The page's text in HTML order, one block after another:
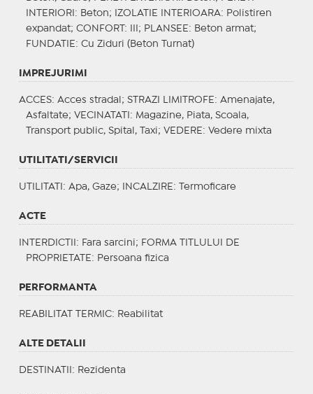
INTERIORI : Beton; IZOLATIE INTERIOARA: Polistiren
expandat; CONFORT : III; PLANSEE : Beton armat;
FUNDATIE : Cu Ziduri (Beton Turnat)
IMPREJURIMI
ACCES: Acces stradal; STRAZI LIMITROFE : Amenajate,
Asfaltate; VECINATATI : Magazine, Piata, Scoala,
Transport public, Spital, Taxi; VEDERE : Vedere mixta
UTILITATI/SERVICII
UTILITATI : Apa, Gaze; INCALZIRE : Termoficare
ACTE
INTERDICTII : Fara sarcini; FORMA TITLULUI DE
PROPRIETATE : Persoana fizica
PERFORMANTA
REABILITAT TERMIC: Reabilitat
ALTE DETALII
DESTINATII : Rezidenta